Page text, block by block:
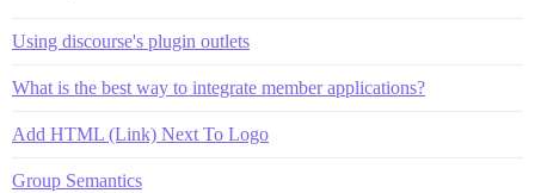
Using discourse's plugin outlets
What is the best way to integrate member applications?
Add HTML (Link) Next To Logo
Group Semantics